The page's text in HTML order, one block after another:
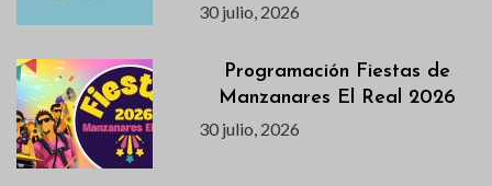
30 julio, 2026
Programación Fiestas de
Manzanares El Real 2026
30 julio, 2026